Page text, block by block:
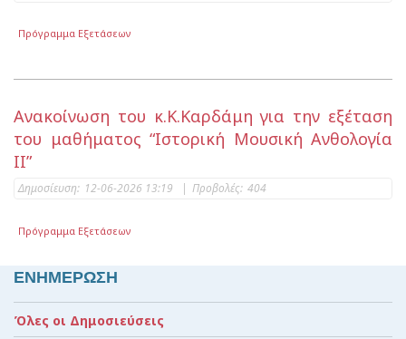
Πρόγραμμα Εξετάσεων
Ανακοίνωση του κ.Κ.Καρδάμη για την εξέταση
του μαθήματος “Ιστορική Μουσική Ανθολογία
ΙΙ”
Δημοσίευση: 12-06-2026 13:19 | Προβολές: 404
Πρόγραμμα Εξετάσεων
ΕΝΗΜΕΡΩΣΗ
Όλες οι Δημοσιεύσεις